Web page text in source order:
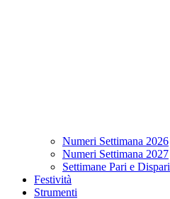
Numeri Settimana 2026
Numeri Settimana 2027
Settimane Pari e Dispari
Festività
Strumenti